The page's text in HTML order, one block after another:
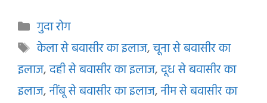
Categories
गुदा रोग
Tags
केला से बवासीर का इलाज,चूना से बवासीर का
इलाज,दही से बवासीर का इलाज,दूध से बवासीर का
इलाज,नींबू से बवासीर का इलाज,नीम से बवासीर का